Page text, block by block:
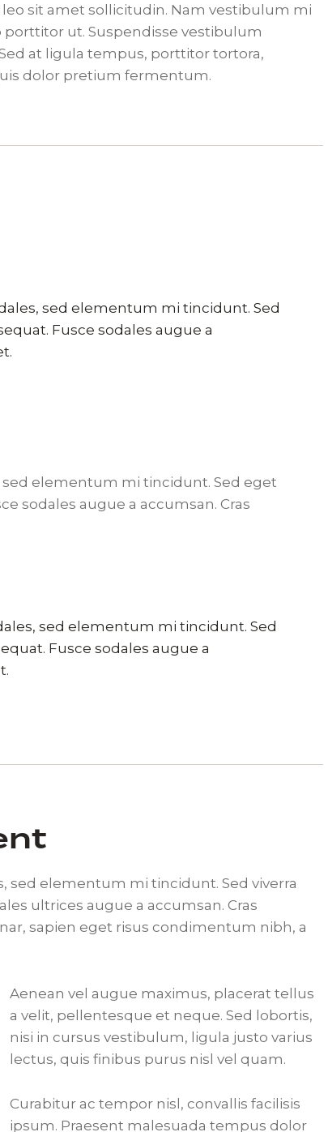
sit amet sollicitudin. Nam vestibulum mi
ut. Suspendisse vestibulum
at ligula tempus, porttitor tortora,
dolor pretium fermentum.
sed elementum mi tincidunt. Sed
Fusce sodales augue a
sed elementum mi tincidunt. Sed eget
sodales augue a accumsan. Cras
sed elementum mi tincidunt. Sed
Fusce sodales augue a
sed elementum mi tincidunt. Sed viverra
ultrices augue a accumsan. Cras
sapien eget risus condimentum nibh, a
Aenean vel augue maximus, placerat tellus
a velit, pellentesque et neque. Sed lobortis,
nisi in cursus vestibulum, ligula justo varius
lectus, quis finibus purus nisl vel quam.
Curabitur ac tempor nisl, convallis facilisis
ipsum. Praesent malesuada tempus dolor